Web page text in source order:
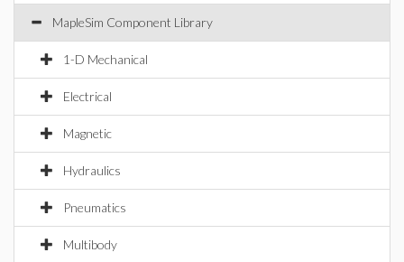
MapleSim Component Library
1-D Mechanical
Electrical
Magnetic
Hydraulics
Pneumatics
Multibody